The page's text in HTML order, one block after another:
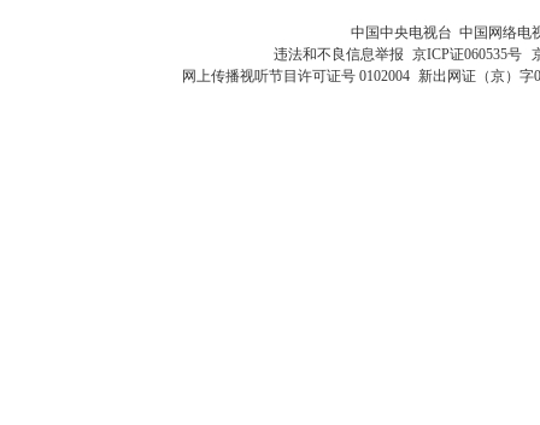
中国中央电视台 中国网络电
违法和不良信息举报 京ICP证060535号
网上传播视听节目许可证号 0102004 新出网证（京）